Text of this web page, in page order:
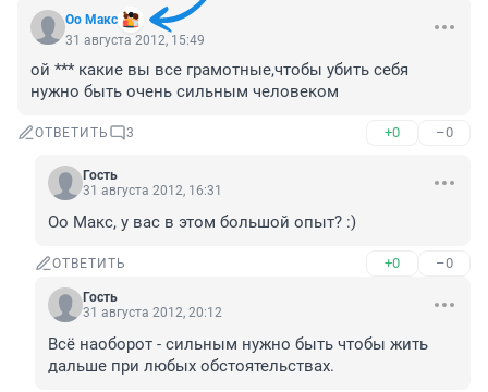
Оо Макс
31 августа 2012, 15:49
ой *** какие вы все грамотные,чтобы убить себя
нужно быть очень сильным человеком
ОТВЕТИТЬ 3 +0 –0
Гость
31 августа 2012, 16:31
Оо Макс, у вас в этом большой опыт? :)
ОТВЕТИТЬ +0 –0
Гость
31 августа 2012, 20:12
Всё наоборот - сильным нужно быть чтобы жить
дальше при любых обстоятельствах.